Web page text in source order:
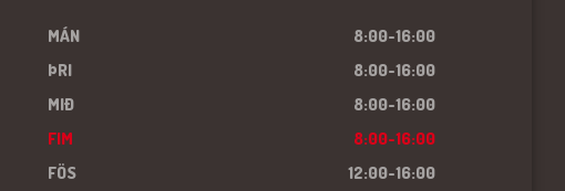
MÁN
8:00-16:00
ÞRI
8:00-16:00
MIÐ
8:00-16:00
FIM
8:00-16:00
FÖS
12:00-16:00